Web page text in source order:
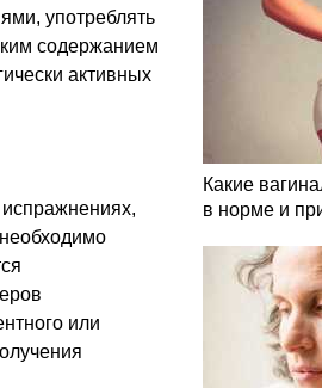
употреблять
содержанием
активных
или
Какие
в норме и